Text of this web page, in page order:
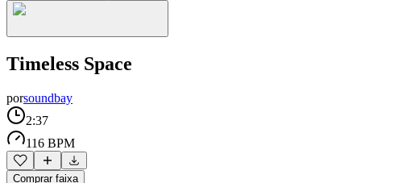
Timeless Space
porsoundbay
2:37
116 BPM
Comprar faixa